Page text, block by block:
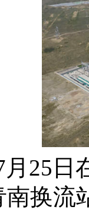
月25日
南换流